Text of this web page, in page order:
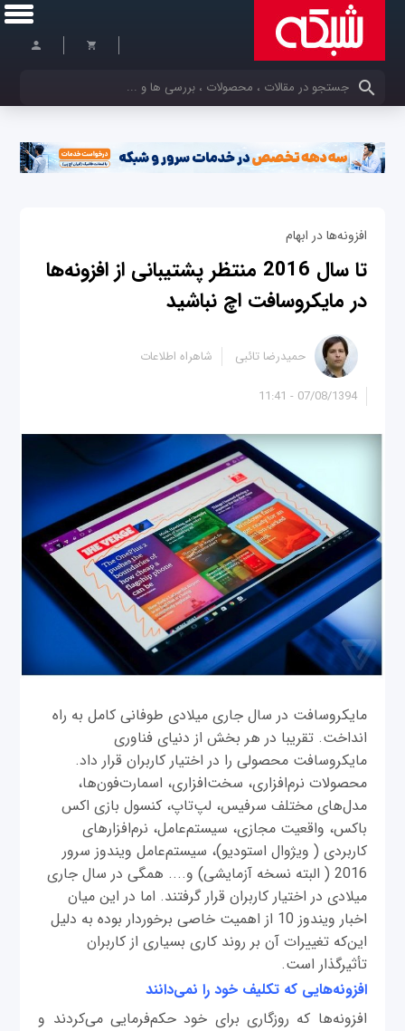
کلمات کلیدی خود را وارد کنید
افزونه‌ها در ابهام
تا سال 2016 منتظر پشتیبانی از افزونه‌ها
در مایکروسافت اچ نباشید
07/08/1394 - 11:41
حمیدرضا تائبی شاهراه اطلاعات
مایکروسافت در سال جاری میلادی طوفانی کامل به راه
انداخت. تقریبا در هر بخش از دنیای فناوری
مایکروسافت محصولی را در اختیار کاربران قرار داد.
محصولات نرم‌افزاری، سخت‌افزاری، اسمارت‌فون‌ها،
مدل‌های مختلف سرفیس، لپ‌تاپ، کنسول بازی اکس
باکس، واقعیت مجازی، سیستم‌عامل، نرم‌افزارهای
کاربردی ( ویژوال استودیو)، سیستم‌عامل ویندوز سرور
2016 ( البته نسخه آزمایشی) و.... همگی در سال جاری
میلادی در اختیار کاربران قرار گرفتند. اما در این میان
اخبار ویندوز 10 از اهمیت خاصی برخوردار بوده به دلیل
این‌که تغییرات آن بر روند کاری بسیاری از کاربران
تأثیرگذار است.
افزونههایی که تکلیف خود را نمیدانند
افزونه‌ها که روزگاری برای خود حکم‌فرمایی می‌کردند و